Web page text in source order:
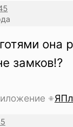
она
замков!?